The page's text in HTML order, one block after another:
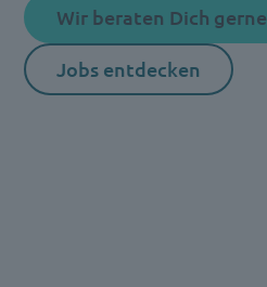
Wir beraten Dich gerne
Jobs entdecken